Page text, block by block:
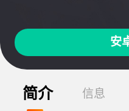
安
简介 信息